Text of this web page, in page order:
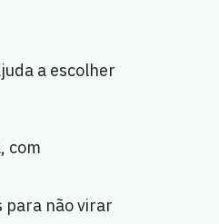
a escolher
com
para não virar